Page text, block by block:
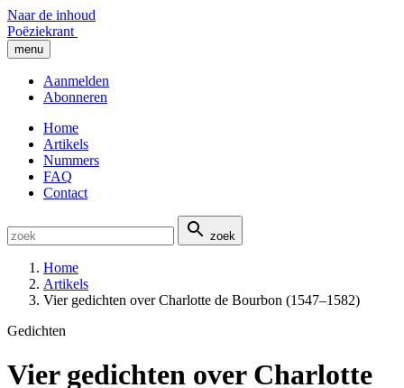
Naar de inhoud
Poëziekrant
menu
Aanmelden
Abonneren
Home
Artikels
Nummers
FAQ
Contact
zoek
Home
Artikels
Vier gedichten over Charlotte de Bourbon (1547–1582)
Gedichten
Vier gedichten over Charlotte